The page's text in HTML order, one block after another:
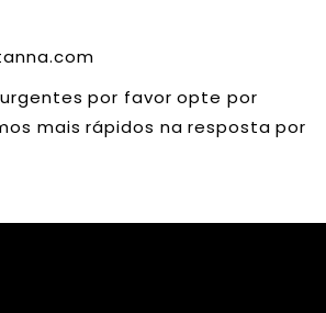
por favor opte por
mais rápidos na resposta por